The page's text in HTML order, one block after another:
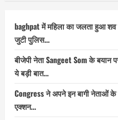
baghpat में महिला का जलता हुआ
जुटी पुलिस…
बीजेपी नेता Sangeet Som के बयान
ये बड़ी बात…
Congress ने अपने इन बागी नेताओं
एक्शन…